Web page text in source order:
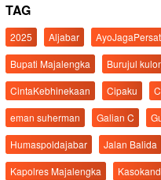
TAG
2025 Aljabar
Bupati Majalengka
Burujul
CintaKebhinekaan
Cipaku
eman suherman
Galian C
Humaspoldajabar
Jalan Balida
Kapolres Majalengka